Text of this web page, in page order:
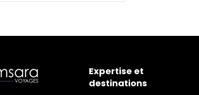
Expertise et
destinations